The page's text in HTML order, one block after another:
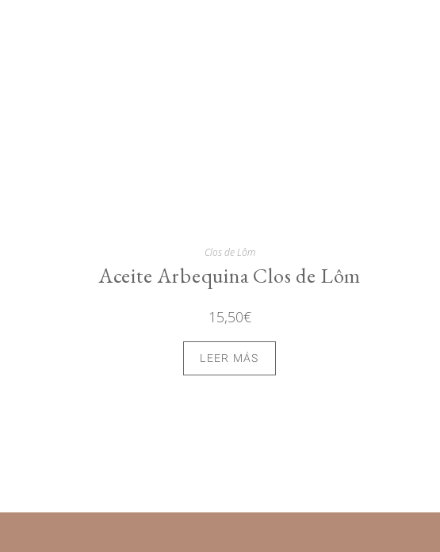
Clos de Lôm
Aceite Arbequina Clos de Lôm
15,50€
LEER MÁS